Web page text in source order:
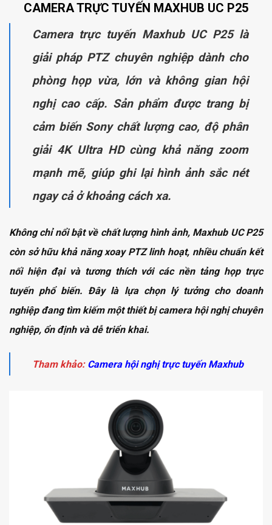
CAMERA TRỰC TUYẾN MAXHUB UC P25
Camera trực tuyến Maxhub UC P25 là
giải pháp PTZ chuyên nghiệp dành cho
phòng họp vừa, lớn và không gian hội
nghị cao cấp. Sản phẩm được trang bị
cảm biến Sony chất lượng cao, độ phân
giải 4K Ultra HD cùng khả năng zoom
mạnh mẽ, giúp ghi lại hình ảnh sắc nét
ngay cả ở khoảng cách xa.
Không chỉ nổi bật về chất lượng hình ảnh, Maxhub UC P25
còn sở hữu khả năng xoay PTZ linh hoạt, nhiều chuẩn kết
nối hiện đại và tương thích với các nền tảng họp trực
tuyến phổ biến. Đây là lựa chọn lý tưởng cho doanh
nghiệp đang tìm kiếm một thiết bị camera hội nghị chuyên
nghiệp, ổn định và dễ triển khai.
Tham khảo: Camera hội nghị trực tuyến Maxhub